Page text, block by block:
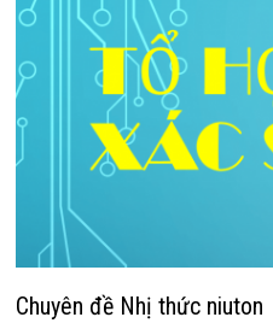
Chuyên đề Nhị thức niuton